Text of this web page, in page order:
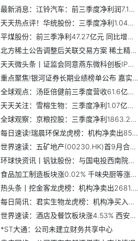
最新消息：江铃汽车：前三季度净利润7.17亿元 同比增长50.21%
天天热点评！华统股份：三季度净利1.04亿元 同比增200.95%
平煤股份：前三季净利47.27亿元 同比增长167.35%
北方稀土公告调整后关联交易方案 稀土精矿价格较原方案下调
天天微头条丨证监会同意燕东微科创板IPO注册
重点聚焦!银河证券长期业绩榜单公布 嘉实基金15只产品斩获三...
全球观点：汤臣倍健前三季度营收61.6亿元，科研成果表现亮眼
天天关注：雪榕生物：三季度净利1.07亿元 同比增339.54%
全球观察：京粮控股：三季度净利1863.28万元 同比下降53.16%
每日速读!瑞晨环保龙虎榜：机构净卖出853.60万元
世界速读：五矿地产(00230.HK)首9月合约销售额92.6亿元 同比下跌38.3%
环球快资讯丨钒钛股份：与国电投西南院、大连融科签订战略合...
食品加工制造板块涨0.02% 千味央厨等涨10%居首
热头条丨挖金客龙虎榜：机构净卖出2681.70万元
每日简讯：君实生物龙虎榜：机构净买入3.54亿元
世界速读：酒店及餐饮板块涨4.53% 西安饮食涨10%居首
*ST大通：公司未建立财务共享中心